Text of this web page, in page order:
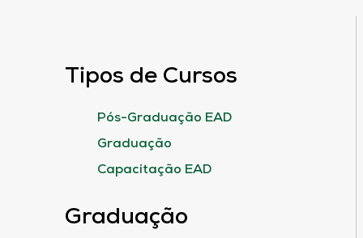
Tipos de Cursos
Pós-Graduação EAD
Graduação
Capacitação EAD
Graduação